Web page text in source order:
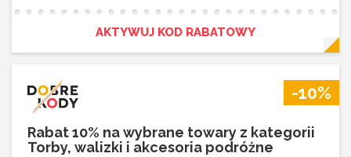
AKTYWUJ KOD RABATOWY
-10%
Rabat 10% na wybrane towary z kategorii
Torby, walizki i akcesoria podróżne